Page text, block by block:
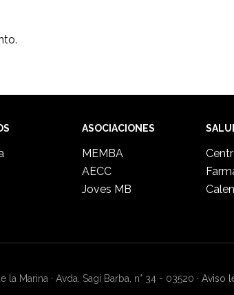
ASOCIACIONES
MEMBA
AECC
Joves MB
Marina · Avda. Sagi Barba, n° 34 - 03520 · Aviso